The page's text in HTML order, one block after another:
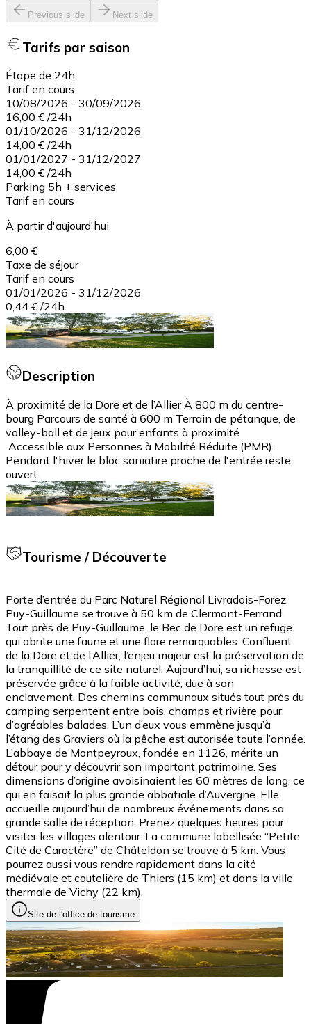
Previous slide Next slide
Tarifs par saison
Étape de 24h
Tarif en cours
10/08/2026 - 30/09/2026
16,00 € /24h
01/10/2026 - 31/12/2026
14,00 € /24h
01/01/2027 - 31/12/2027
14,00 € /24h
Parking 5h + services
Tarif en cours
À partir d'aujourd'hui
6,00 €
Taxe de séjour
Tarif en cours
01/01/2026 - 31/12/2026
0,44 € /24h
Description
À proximité de la Dore et de l’Allier À 800 m du centre-
bourg Parcours de santé à 600 m Terrain de pétanque, de
volley-ball et de jeux pour enfants à proximité
Accessible aux Personnes à Mobilité Réduite (PMR).
Pendant l'hiver le bloc saniatire proche de l'entrée reste
ouvert.
Tourisme / Découverte
Porte d’entrée du Parc Naturel Régional Livradois-Forez,
Puy-Guillaume se trouve à 50 km de Clermont-Ferrand.
Tout près de Puy-Guillaume, le Bec de Dore est un refuge
qui abrite une faune et une flore remarquables. Confluent
de la Dore et de l’Allier, l’enjeu majeur est la préservation de
la tranquillité de ce site naturel. Aujourd’hui, sa richesse est
préservée grâce à la faible activité, due à son
enclavement. Des chemins communaux situés tout près du
camping serpentent entre bois, champs et rivière pour
d’agréables balades. L’un d’eux vous emmène jusqu’à
l’étang des Graviers où la pêche est autorisée toute l’année.
L’abbaye de Montpeyroux, fondée en 1126, mérite un
détour pour y découvrir son important patrimoine. Ses
dimensions d’origine avoisinaient les 60 mètres de long, ce
qui en faisait la plus grande abbatiale d’Auvergne. Elle
accueille aujourd’hui de nombreux événements dans sa
grande salle de réception. Prenez quelques heures pour
visiter les villages alentour. La commune labellisée “Petite
Cité de Caractère” de Châteldon se trouve à 5 km. Vous
pourrez aussi vous rendre rapidement dans la cité
médiévale et coutelière de Thiers (15 km) et dans la ville
thermale de Vichy (22 km).
Site de l'office de tourisme